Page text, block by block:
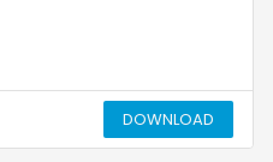
DOWNLOAD